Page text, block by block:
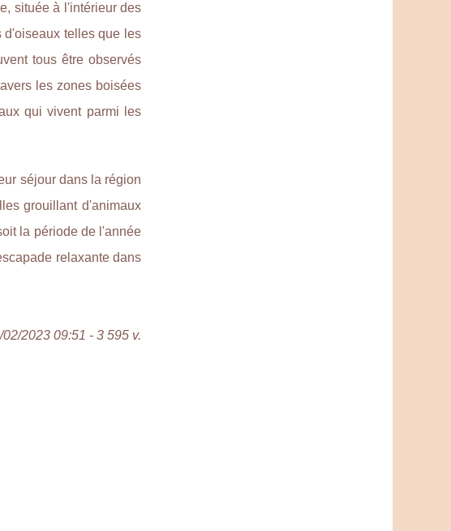
située à l'intérieur des
d'oiseaux telles que les
tous être observés
les zones boisées
qui vivent parmi les
séjour dans la région
grouillant d'animaux
la période de l'année
relaxante dans
02/2023 09:51 - 3 595 v.